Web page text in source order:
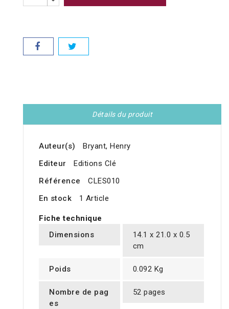
Détails du produit
Auteur(s)
Bryant, Henry
Editeur
Editions Clé
Référence
CLES010
En stock
1 Article
Fiche technique
Dimensions
14.1 x 21.0 x 0.5
cm
Poids 0.092 Kg
Nombre de pag
es
52 pages